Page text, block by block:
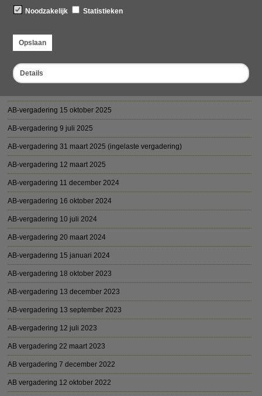
Noodzakelijk
Statistieken
Opslaan
Details
AB: Agenda's en vergaderstukken
AB-vergadering 19 maart 2026 (geannuleerd)
AB-vergadering 15 oktober 2025
AB-vergadering 9 juli 2025
AB-vergadering 31 maart 2025 (ingelaste vergadering)
AB-vergadering 12 maart 2025
AB-vergadering 11 december 2024
AB-vergadering 16 oktober 2024
AB-vergadering 10 juli 2024
AB-vergadering 20 maart 2024
AB-vergadering 15 januari 2024
AB-vergadering 18 oktober 2023
AB-vergadering 13 december 2023
AB-vergadering 13 september 2023
AB-vergadering 12 juli 2023
AB vergadering 22 maart 2023
AB vergadering 7 december 2022
AB vergadering 12 oktober 2022